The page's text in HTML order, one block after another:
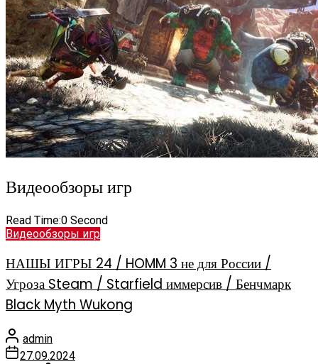
Видеообзоры игр
Read Time:0 Second
Видеообзоры игр
НАШЫ ИГРЫ 24 / HOMM 3 не для России /
Угроза Steam / Starfield иммерсив / Бенчмарк
Black Myth Wukong
admin
27.09.2024